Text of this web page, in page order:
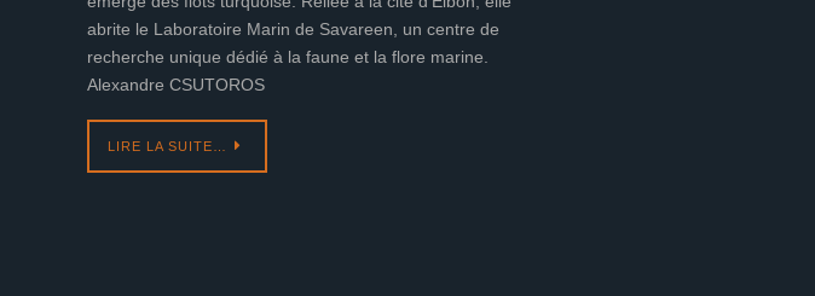
abrite le Laboratoire Marin de Savareen, un centre de
recherche unique dédié à la faune et la flore marine.
Alexandre CSUTOROS
LIRE LA SUITE…